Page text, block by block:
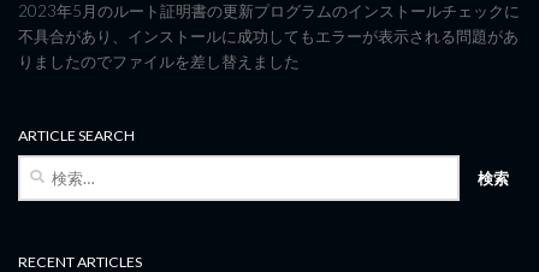
2023年5月のルート証明書の更新プログラムのインストールチェックに
不具合があり、インストールに成功してもエラーが表示される問題があ
りましたのでファイルを差し替えました
ARTICLE SEARCH
検
RECENT ARTICLES